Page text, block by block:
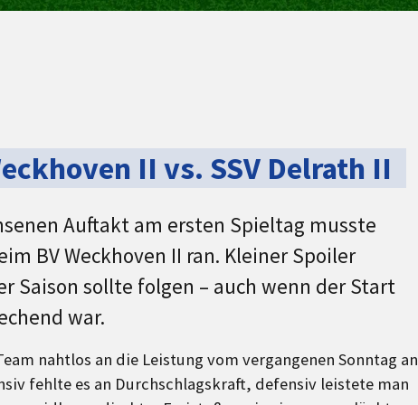
II vs. SSV Delrath II
Auftakt am ersten Spieltag musste
BV Weckhoven II ran. Kleiner Spoiler
Saison sollte folgen – auch wenn der Start
war.
nahtlos an die Leistung vom vergangenen Sonntag an
fehlte es an Durchschlagskraft, defensiv leistete man